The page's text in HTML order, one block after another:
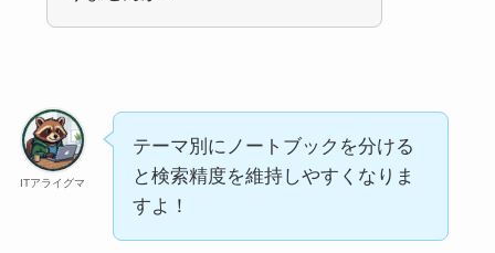
ITアライグマ
テーマ別にノートブックを分ける
と検索精度を維持しやすくなりま
すよ！